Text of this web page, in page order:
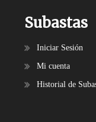
Subastas
Iniciar Sesión
Mi cuenta
Historial de